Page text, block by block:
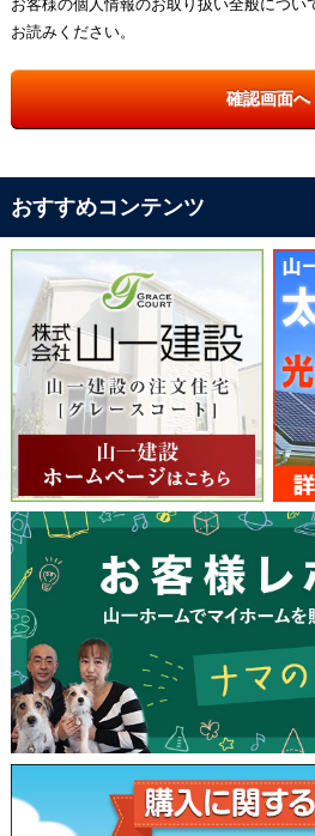
お客様の個人情報のお取り扱い全般につい
お読みください。
おすすめコンテンツ